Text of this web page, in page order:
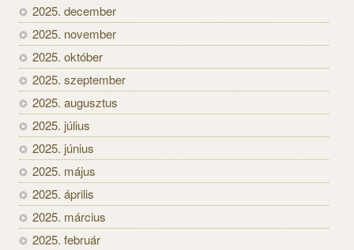
2025. december
2025. november
2025. október
2025. szeptember
2025. augusztus
2025. július
2025. június
2025. május
2025. április
2025. március
2025. február